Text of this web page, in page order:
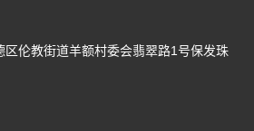
区伦教街道羊额村委会翡翠路1号保发珠